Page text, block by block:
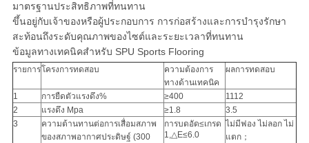
มาตรฐานประสิทธิภาพที่ทนทาน
ขึ้นอยู่กับเจ้าของหรือผู้ประกอบการ การก่อสร้างและการบำรุงรักษา
สะท้อนถึงระดับคุณภาพของไซต์และระยะเวลาที่ทนทาน
ข้อมูลทางเทคนิคสำหรับ SPU Sports Flooring
รายการโครงการทดสอบ
ความต้องการ
ทางด้านเทคนิค
ผลการทดสอบ
1 การยืดตัวแรงดึง% ≥400
1112
2
แรงดึง Mpa ≥1.8
3.5
3
ความต้านทานต่อการเสื่อมสภาพ
ของสภาพอากาศประดิษฐ์ (300
การบดอัด≤เกรด
1,△E≤6.0
ไม่มีฟอง ไม่ลอก ไม่
แตก；